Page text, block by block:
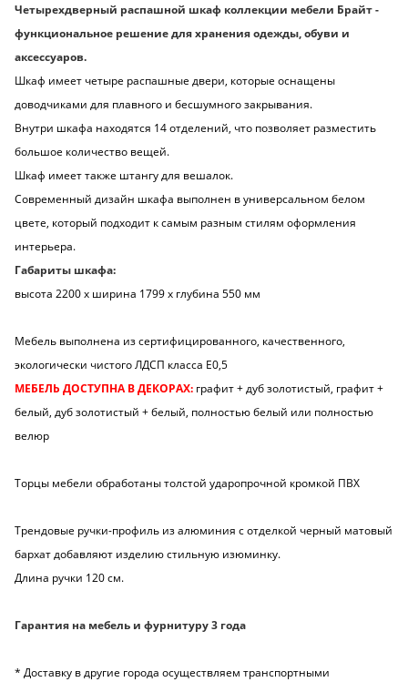
Четырехдверный распашной шкаф коллекции мебели Брайт -
функциональное решение для хранения одежды, обуви и
аксессуаров.
Шкаф имеет четыре распашные двери, которые оснащены
доводчиками для плавного и бесшумного закрывания.
Внутри шкафа находятся 14 отделений, что позволяет разместить
большое количество вещей.
Шкаф имеет также штангу для вешалок.
Современный дизайн шкафа выполнен в универсальном белом
цвете, который подходит к самым разным стилям оформления
интерьера.
Габариты шкафа:
высота 2200 х ширина 1799 х глубина 550 мм
Мебель выполнена из сертифицированного, качественного,
экологически чистого ЛДСП класса Е0,5
МЕБЕЛЬ ДОСТУПНА В ДЕКОРАХ: графит + дуб золотистый, графит +
белый, дуб золотистый + белый, полностью белый или полностью
велюр
Торцы мебели обработаны толстой ударопрочной кромкой ПВХ
Трендовые ручки-профиль из алюминия с отделкой черный матовый
бархат добавляют изделию стильную изюминку.
Длина ручки 120 см.
Гарантия на мебель и фурнитуру 3 года
* Доставку в другие города осуществляем транспортными